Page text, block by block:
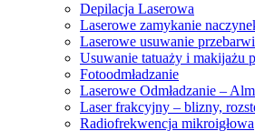
Depilacja Laserowa
Laserowe zamykanie
Laserowe usuwanie
Usuwanie tatuaży i makijażu
Fotoodmładzanie
Laserowe Odmładzanie –
Laser frakcyjny – blizny,
Radiofrekwencja mikroigłowa